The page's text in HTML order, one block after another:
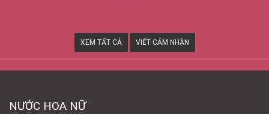
XEM TẤT CẢ VIẾT CẢM NHẬN
NƯỚC HOA NỮ